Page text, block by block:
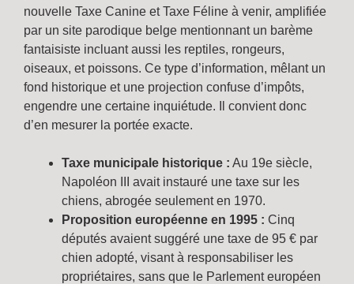
nouvelle Taxe Canine et Taxe Féline à venir, amplifiée
par un site parodique belge mentionnant un barème
fantaisiste incluant aussi les reptiles, rongeurs,
oiseaux, et poissons. Ce type d’information, mêlant un
fond historique et une projection confuse d’impôts,
engendre une certaine inquiétude. Il convient donc
d’en mesurer la portée exacte.
Taxe municipale historique : Au 19e siècle,
Napoléon III avait instauré une taxe sur les
chiens, abrogée seulement en 1970.
Proposition européenne en 1995 : Cinq
députés avaient suggéré une taxe de 95 € par
chien adopté, visant à responsabiliser les
propriétaires, sans que le Parlement européen